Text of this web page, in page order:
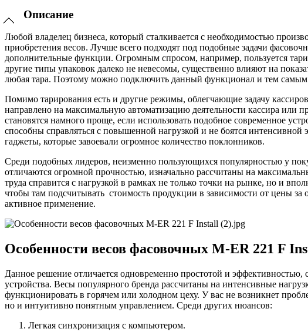
Описание
Любой владелец бизнеса, который сталкивается с необходимостью
приобретения весов. Лучше всего подходят под подобные задачи
дополнительные функции. Огромным спросом, например, пользуется
другие типы упаковок далеко не невесомы, существенно влияют на
любая тара. Поэтому можно подключить данный функционал и тем самым
Помимо тарирования есть и другие режимы, облегчающие задачу
направлено на максимальную автоматизацию деятельности кассира
становятся намного проще, если использовать подобное современное
способны справляться с повышенной нагрузкой и не боятся
гаджеты, которые завоевали огромное количество поклонников.
Среди подобных лидеров, неизменно пользующихся популярностью у
отличаются огромной прочностью, изначально рассчитаны на
труда справится с нагрузкой в рамках не только точки на рынке, но и
чтобы там подсчитывать стоимость продукции в зависимости от цены
активное применение.
Особенности весов фасовочных M-ER 221 F
Данное решение отличается одновременно простотой и эффективностью,
устройства. Весы популярного бренда рассчитаны на интенсивные
функционировать в горячем или холодном цеху. У вас не возникнет
но и интуитивно понятным управлением. Среди других нюансов:
Легкая синхронизация с компьютером.